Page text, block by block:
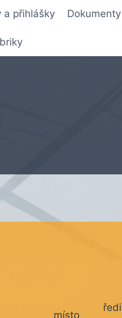
a přihlášky Dokumenty
místo